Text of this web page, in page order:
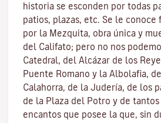
historia se esconden por todas
patios, plazas, etc. Se le
por la Mezquita, obra única y
del Califato; pero no nos
Catedral, del Alcázar de los
Puente Romano y la Albolafia,
Calahorra, de la Juderí­a, de los
de la Plaza del Potro y de
encantos que posee la que, sin